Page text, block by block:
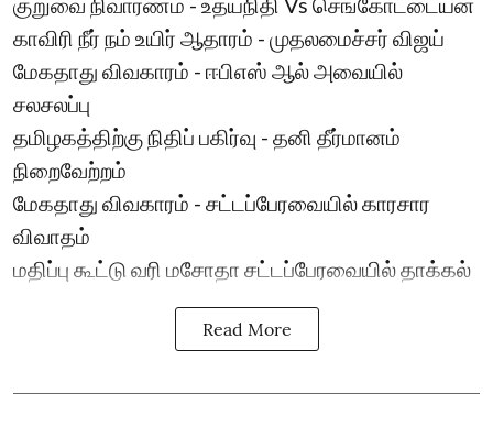
காவிரி நீர் நம் உயிர் ஆதாரம் - முதலமைச்சர் விஜய்
மேகதாது விவகாரம் - ஈபிஎஸ் ஆல் அவையில்
சலசலப்பு
தமிழகத்திற்கு நிதிப் பகிர்வு - தனி தீர்மானம்
நிறைவேற்றம்
மேகதாது விவகாரம் - சட்டப்பேரவையில் காரசார
விவாதம்
மதிப்பு கூட்டு வரி மசோதா சட்டப்பேரவையில் தாக்கல்
Read More